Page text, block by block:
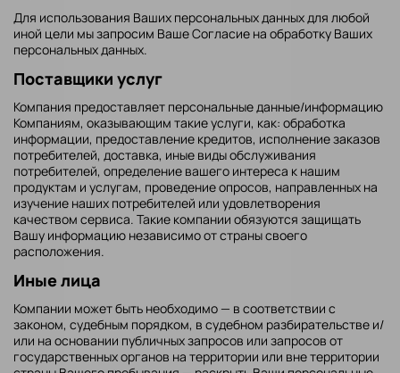
Для использования Ваших персональных данных для любой
иной цели мы запросим Ваше Согласие на обработку Ваших
персональных данных.
Поставщики услуг
Компания предоставляет персональные данные/информацию
Компаниям, оказывающим такие услуги, как: обработка
информации, предоставление кредитов, исполнение заказов
потребителей, доставка, иные виды обслуживания
потребителей, определение вашего интереса к нашим
продуктам и услугам, проведение опросов, направленных на
изучение наших потребителей или удовлетворения
качеством сервиса. Такие компании обязуются защищать
Вашу информацию независимо от страны своего
расположения.
Иные лица
Компании может быть необходимо — в соответствии с
законом, судебным порядком, в судебном разбирательстве и/
или на основании публичных запросов или запросов от
государственных органов на территории или вне территории